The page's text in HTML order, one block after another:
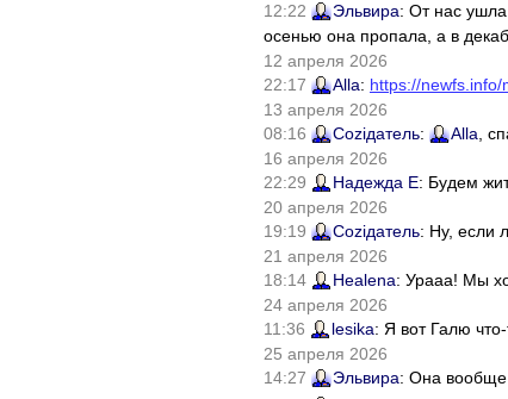
12:22
Эльвира: От нас
осенью она пропала, а в
12 апреля 2026
22:17
Alla: https://
13 апреля 2026
08:16
Соziдатель: Alla ,
16 апреля 2026
22:29
Надежда Е: Будем
20 апреля 2026
19:19
Соziдатель: Ну, если
21 апреля 2026
18:14
Healena: Урааа! Мы
24 апреля 2026
11:36
lesika: Я вот Галю
25 апреля 2026
14:27
Эльвира: Она вообще